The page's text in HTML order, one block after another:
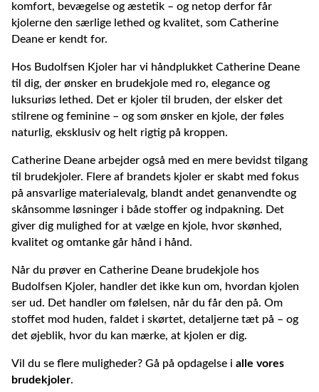
komfort, bevægelse og æstetik – og netop derfor får
kjolerne den særlige lethed og kvalitet, som Catherine
Deane er kendt for.
Hos Budolfsen Kjoler har vi håndplukket Catherine Deane
til dig, der ønsker en brudekjole med ro, elegance og
luksuriøs lethed. Det er kjoler til bruden, der elsker det
stilrene og feminine – og som ønsker en kjole, der føles
naturlig, eksklusiv og helt rigtig på kroppen.
Catherine Deane arbejder også med en mere bevidst tilgang
til brudekjoler. Flere af brandets kjoler er skabt med fokus
på ansvarlige materialevalg, blandt andet genanvendte og
skånsomme løsninger i både stoffer og indpakning. Det
giver dig mulighed for at vælge en kjole, hvor skønhed,
kvalitet og omtanke går hånd i hånd.
Når du prøver en Catherine Deane brudekjole hos
Budolfsen Kjoler, handler det ikke kun om, hvordan kjolen
ser ud. Det handler om følelsen, når du får den på. Om
stoffet mod huden, faldet i skørtet, detaljerne tæt på – og
det øjeblik, hvor du kan mærke, at kjolen er dig.
Vil du se flere muligheder? Gå på opdagelse i alle vores
brudekjoler.